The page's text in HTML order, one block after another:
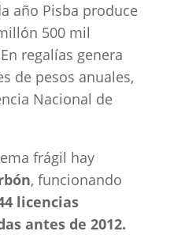
año Pisba produce
500 mil
regalías genera
de pesos anuales,
Nacional de
frágil hay
, funcionando
licencias
antes de 2012.